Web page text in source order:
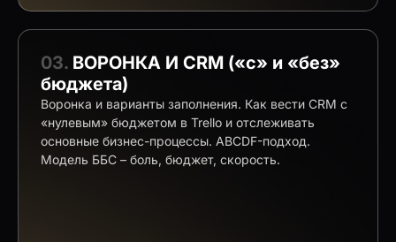
03. ВОРОНКА И CRM («с» и «без»
бюджета)
Воронка и варианты заполнения. Как вести CRM с
«нулевым» бюджетом в Trello и отслеживать
основные бизнес-процессы. АВСDF-подход.
Модель ББС – боль, бюджет, скорость.